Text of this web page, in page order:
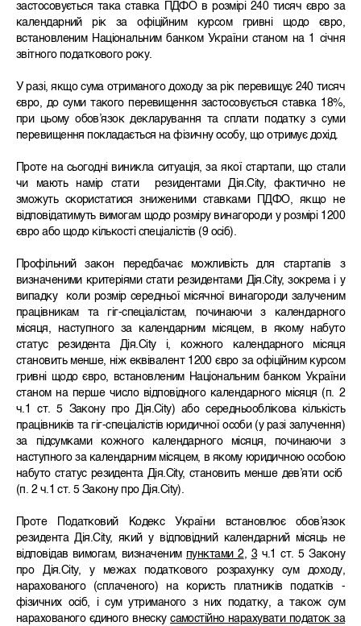
застосовується така ставка ПДФО в розмірі 240 тисяч євро за
календарний рік за офіційним курсом гривні щодо євро,
встановленим Національним банком України станом на 1 січня
звітного податкового року.
У разі, якщо сума отриманого доходу за рік перевищує 240 тисяч
євро, до суми такого перевищення застосовується ставка 18%,
при цьому обов’язок декларування та сплати податку з суми
перевищення покладається на фізичну особу, що отримує дохід.
Проте на сьогодні виникла ситуація, за якої стартапи, що стали
чи мають намір стати резидентами Дія.City, фактично не
зможуть скористатися зниженими ставками ПДФО, якщо не
відповідатимуть вимогам щодо розміру винагороди у розмірі 1200
євро або щодо кількості спеціалістів (9 осіб).
Профільний закон передбачає можливість для стартапів з
визначеними критеріями стати резидентами Дія.City, зокрема і у
випадку коли розмір середньої місячної винагороди залученим
працівникам та гіг-спеціалістам, починаючи з календарного
місяця, наступного за календарним місяцем, в якому набуто
статус резидента Дія.City і, кожного календарного місяця
становить менше, ніж еквівалент 1200 євро за офіційним курсом
гривні щодо євро, встановленим Національним банком України
станом на перше число відповідного календарного місяця (п. 2
ч.1 ст. 5 Закону про Дія.City) або середньооблікова кількість
працівників та гіг-спеціалістів юридичної особи (у разі залучення)
за підсумками кожного календарного місяця, починаючи з
наступного за календарним місяцем, в якому юридичною особою
набуто статус резидента Дія.City, становить менше дев’яти осіб
(п. 2 ч.1 ст. 5 Закону про Дія.City).
Проте Податковий Кодекс України встановлює обов’язок
резидента Дія.City, який у відповідний календарний місяць не
відповідав вимогам, визначеним пунктами 2, 3ч.1 ст. 5 Закону
про Дія.City, у межах податкового розрахунку сум доходу,
нарахованого (сплаченого) на користь платників податків -
фізичних осіб, і сум утриманого з них податку, а також сум
нарахованого єдиного внескусамостійно нарахувати податок за